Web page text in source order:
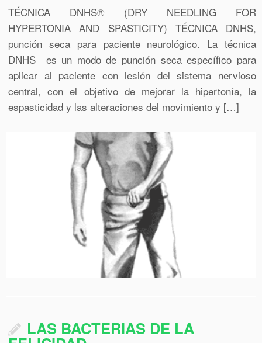
TÉCNICA DNHS® (DRY NEEDLING FOR
HYPERTONIA AND SPASTICITY) TÉCNICA DNHS,
punción seca para paciente neurológico. La técnica
DNHS es un modo de punción seca específico para
aplicar al paciente con lesión del sistema nervioso
central, con el objetivo de mejorar la hipertonía, la
espasticidad y las alteraciones del movimiento y […]
LAS BACTERIAS DE LA